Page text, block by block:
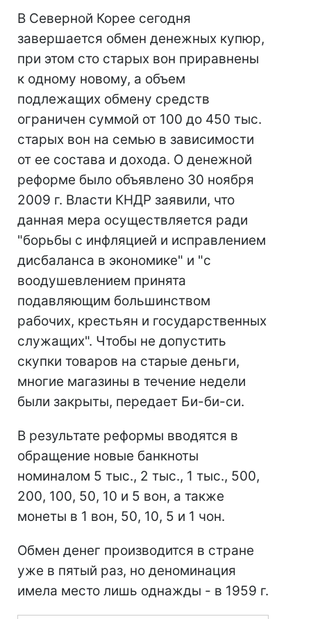
В Северной Корее сегодня
завершается обмен денежных купюр,
при этом сто старых вон приравнены
к одному новому, а объем
подлежащих обмену средств
ограничен суммой от 100 до 450 тыс.
старых вон на семью в зависимости
от ее состава и дохода. О денежной
реформе было объявлено 30 ноября
2009 г. Власти КНДР заявили, что
данная мера осуществляется ради
"борьбы с инфляцией и исправлением
дисбаланса в экономике" и "с
воодушевлением принята
подавляющим большинством
рабочих, крестьян и государственных
служащих". Чтобы не допустить
скупки товаров на старые деньги,
многие магазины в течение недели
были закрыты, передает Би-би-си.
В результате реформы вводятся в
обращение новые банкноты
номиналом 5 тыс., 2 тыс., 1 тыс., 500,
200, 100, 50, 10 и 5 вон, а также
монеты в 1 вон, 50, 10, 5 и 1 чон.
Обмен денег производится в стране
уже в пятый раз, но деноминация
имела место лишь однажды - в 1959 г.